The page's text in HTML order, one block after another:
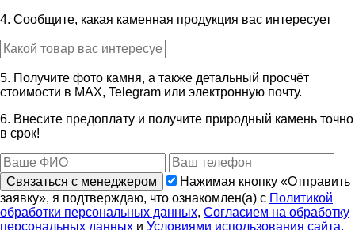
4. Сообщите, какая каменная продукция вас интересует
5. Получите фото камня, а также детальный просчёт
стоимости в MAX, Telegram или электронную почту.
6. Внесите предоплату и получите природный камень точно
в срок!
Связаться с менеджером
Нажимая кнопку «Отправить
заявку», я подтверждаю, что ознакомлен(а) с Политикой
обработки персональных данных, Согласием на обработку
персональных данных и Условиями использования сайта.